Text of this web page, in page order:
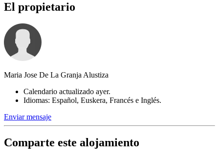
El propietario
Maria Jose De La Granja Alustiza
Calendario actualizado ayer.
Idiomas: Español, Euskera, Francés e Inglés.
Enviar mensaje
Comparte este alojamiento